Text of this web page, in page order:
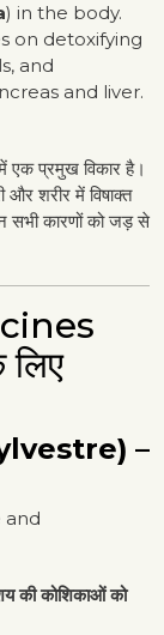
) in the body.
on detoxifying
and
and liver.
एक प्रमुख विकार है।
शरीर में विषाक्त
सभी कारणों को जड़ से
–
and
की कोशिकाओं को